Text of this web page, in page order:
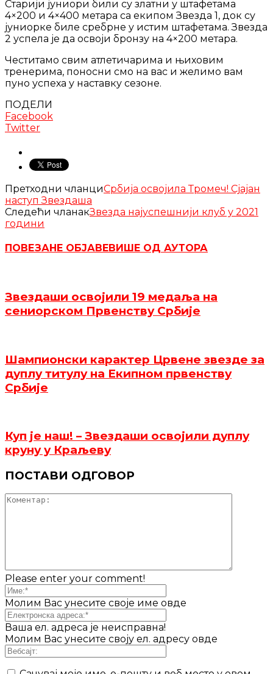
Старији јуниори били су златни у штафетама
4×200 и 4×400 метара са екипом Звезда 1, док су
јуниорке биле сребрне у истим штафетама. Звезда
2 успела је да освоји бронзу на 4×200 метара.
Честитамо свим атлетичарима и њиховим
тренерима, поносни смо на вас и желимо вам
пуно успеха у наставку сезоне.
ПОДЕЛИ
Facebook
Twitter
Претходни чланциСрбија освојила Тромеч! Сјајан
наступ Звездаша
Следећи чланакЗвезда најуспешнији клуб у 2021
години
ПОВЕЗАНЕ ОБЈАВЕВИШЕ ОД АУТОРА
Звездаши освојили 19 медаља на
сениорском Првенству Србије
Шампионски карактер Црвене звезде за
дуплу титулу на Екипном првенству
Србије
Куп је наш! – Звездаши освојили дуплу
круну у Краљеву
ПОСТАВИ ОДГОВОР
Please enter your comment!
Молим Вас унесите своје име овде
Ваша ел. адреса је неисправна!
Молим Вас унесите своју ел. адресу овде